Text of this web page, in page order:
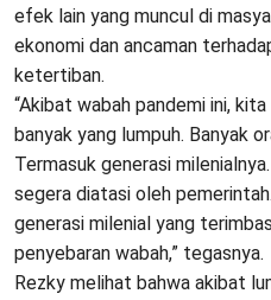
efek lain yang muncul di
ekonomi dan ancaman
ketertiban.
“Akibat wabah pandemi ini,
banyak yang lumpuh. Banyak
Termasuk generasi
segera diatasi oleh
generasi milenial yang
penyebaran wabah,” tegasnya.
Rezky melihat bahwa akibat